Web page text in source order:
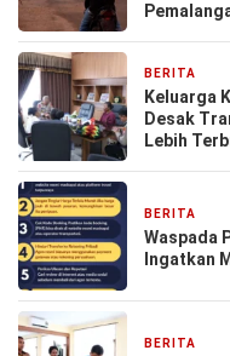
BERITA
Keluarga
Desak
Lebih
BERITA
Waspada
Ingatkan
BERITA